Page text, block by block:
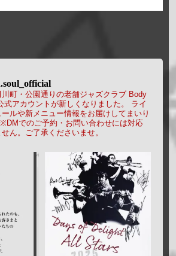
町・公園通りの老舗ジャズクラブ Body
式アカウントが新しくなりました。
ライ
ルや新メニュー情報をお届けしてまいり
※DMでのご予約・お問い合わせには対応
ん。ご了承くださいませ。